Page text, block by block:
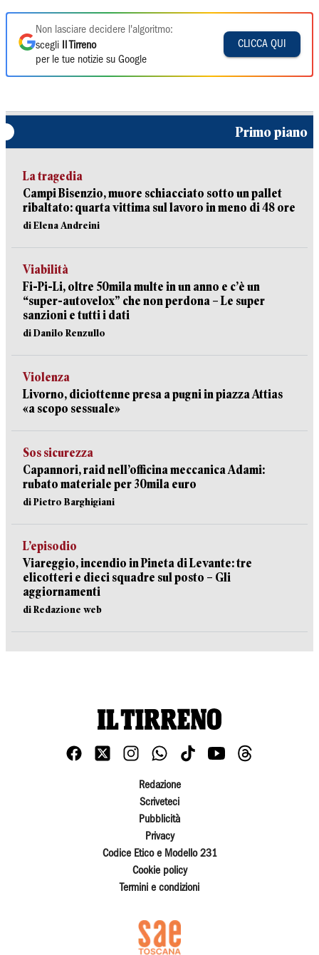
Non lasciare decidere l'algoritmo:
scegli
Il Tirreno
per le tue notizie su Google
CLICCA QUI
Primo piano
La tragedia
Campi Bisenzio, muore schiacciato sotto un pallet
ribaltato: quarta vittima sul lavoro in meno di 48 ore
di Elena Andreini
Viabilità
Fi-Pi-Li, oltre 50mila multe in un anno e c’è un
“super-autovelox” che non perdona – Le super
sanzioni e tutti i dati
di Danilo Renzullo
Violenza
Livorno, diciottenne presa a pugni in piazza Attias
«a scopo sessuale»
Sos sicurezza
Capannori, raid nell’officina meccanica Adami:
rubato materiale per 30mila euro
di Pietro Barghigiani
L’episodio
Viareggio, incendio in Pineta di Levante: tre
elicotteri e dieci squadre sul posto – Gli
aggiornamenti
di Redazione web
Redazione
Scriveteci
Pubblicità
Privacy
Codice Etico e Modello 231
Cookie policy
Termini e condizioni